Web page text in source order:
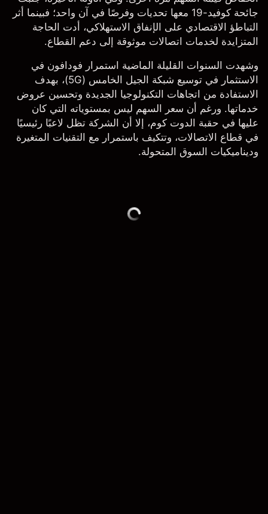
جائحة كوفيد-19 معها تحديات وفرصًا في آن واحد؛ فبينما أثر
التباطؤ الاقتصادي على الإنفاق الاستهلاكي، أدت الحاجة
المتزايدة لخدمات اتصالات موثوقة إلى دعم القطاع.
وشهدت السنوات القليلة الماضية استمرار فودافون في
الاستثمار في توسيع شبكة الجيل الخامس (5G)، بهدف
الاستفادة من اتجاهات التكنولوجيا الجديدة وتحسين عروض
خدماتها. ورغم أن سعر السهم ليس بمستوياته التي كان
عليها في حقبة الدوت كوم، إلا أن الشركة تظل لاعبًا رئيسيًا
في قطاع الاتصالات، وتتكيف باستمرار مع التقنيات المتغيرة
وديناميكيات السوق المتحولة.